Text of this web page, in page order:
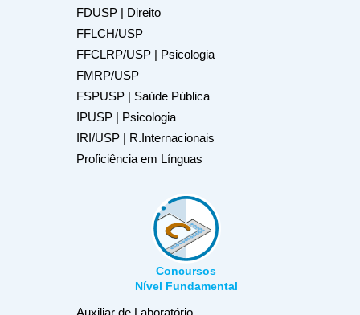
FDUSP | Direito
FFLCH/USP
FFCLRP/USP | Psicologia
FMRP/USP
FSPUSP | Saúde Pública
IPUSP | Psicologia
IRI/USP | R.Internacionais
Proficiência em Línguas
Concursos
Nível Fundamental
Auxiliar de Laboratório